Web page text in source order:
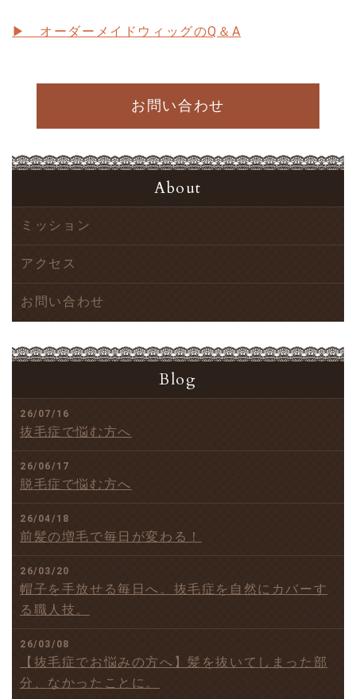
▶ オーダーメイドウィッグのQ＆A
お問い合わせ
About
ミッション
アクセス
お問い合わせ
Blog
26/07/16
抜毛症で悩む方へ
26/06/17
脱毛症で悩む方へ
26/04/18
前髪の増毛で毎日が変わる！
26/03/20
帽子を手放せる毎日へ。抜毛症を自然にカバーす
る職人技。
26/03/08
【抜毛症でお悩みの方へ】髪を抜いてしまった部
分、なかったことに。